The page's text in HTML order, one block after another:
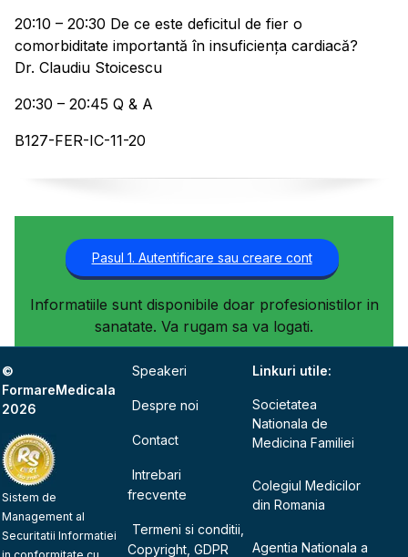
20:10 – 20:30 De ce este deficitul de fier o
comorbiditate importantă în insuficiența cardiacă?
Dr. Claudiu Stoicescu
20:30 – 20:45 Q & A
B127-FER-IC-11-20
Pasul 1. Autentificare sau creare cont
Informatiile sunt disponibile doar profesionistilor in
sanatate. Va rugam sa va logati.
©
FormareMedicala
2026
Sistem de
Management al
Securitatii Informatiei
Speakeri
Despre noi
Contact
Intrebari
frecvente
Termeni si conditii,
Copyright, GDPR
Linkuri utile:
Societatea
Nationala de
Medicina Familiei
Colegiul Medicilor
din Romania
Agentia Nationala a